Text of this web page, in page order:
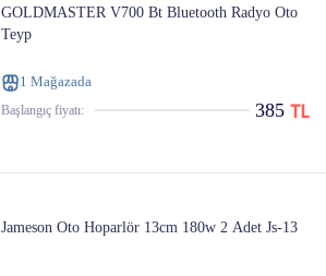
GOLDMASTER V700 Bt Bluetooth Radyo Oto
Teyp
1 Mağazada
Başlangıç ​​fiyatı: 385
Jameson Oto Hoparlör 13cm 180w 2 Adet Js-13